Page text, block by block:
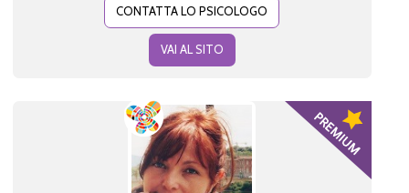
CONTATTA LO PSICOLOGO
VAI AL SITO